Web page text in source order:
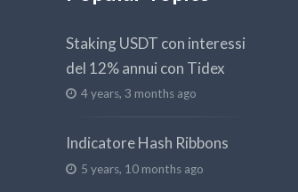
Staking USDT con interessi
del 12% annui con Tidex
4 years, 3 months ago
Indicatore Hash Ribbons
5 years, 10 months ago